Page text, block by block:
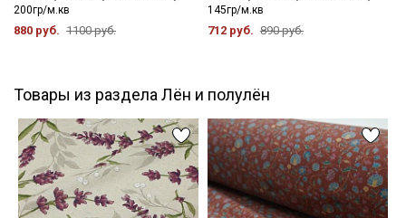
200гр/м.кв
880 руб. 1100 руб.
145гр/м.кв
712 руб. 890 руб.
Товары из раздела Лён и полулён